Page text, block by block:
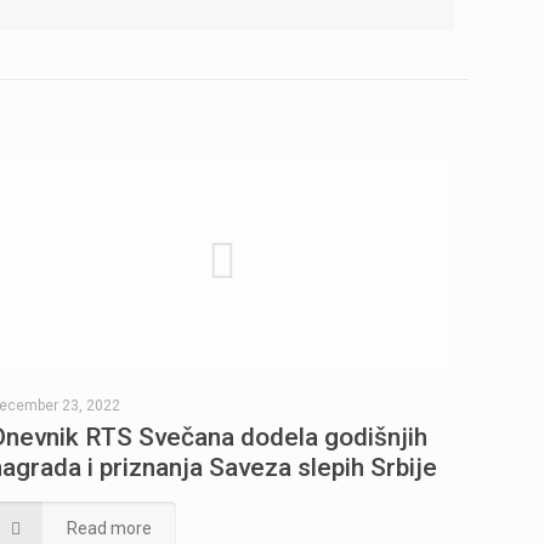
23, 2022
RTS Svečana dodela godišnjih
i priznanja Saveza slepih Srbije
Read more